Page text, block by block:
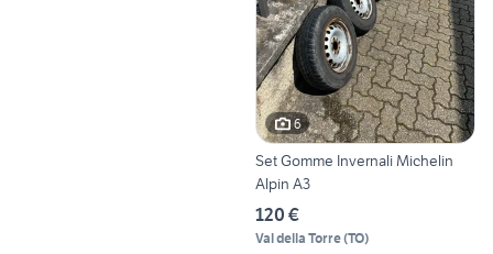
6
Set Gomme Invernali Michelin
Alpin A3
120 €
Val della Torre(TO)